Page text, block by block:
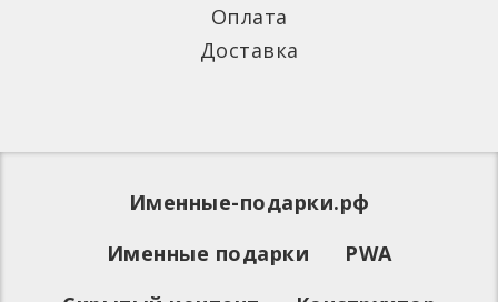
Оплата
Доставка
Именные-подарки.рф
Именные подарки
PWA